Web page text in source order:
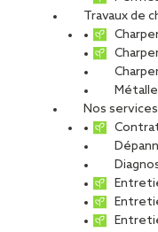
Travaux de
Nos